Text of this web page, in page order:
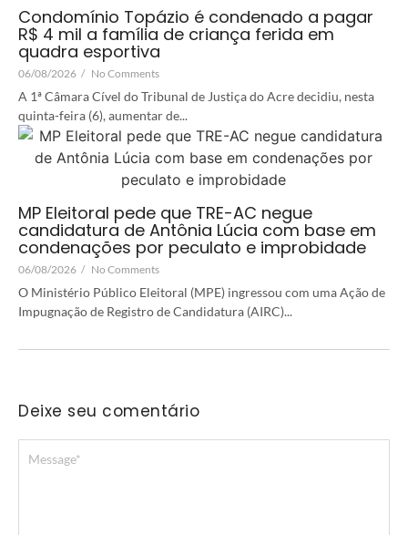
Condomínio Topázio é condenado a pagar
R$ 4 mil a família de criança ferida em
quadra esportiva
06/08/2026 / No Comments
A 1ª Câmara Cível do Tribunal de Justiça do Acre decidiu, nesta
quinta-feira (6), aumentar de...
MP Eleitoral pede que TRE-AC negue
candidatura de Antônia Lúcia com base em
condenações por peculato e improbidade
06/08/2026 / No Comments
O Ministério Público Eleitoral (MPE) ingressou com uma Ação de
Impugnação de Registro de Candidatura (AIRC)...
Deixe seu comentário